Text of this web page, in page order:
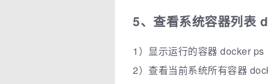
5、查看系统容器列表
1）显示运行的容器 docker ps
2）查看当前系统所有容器